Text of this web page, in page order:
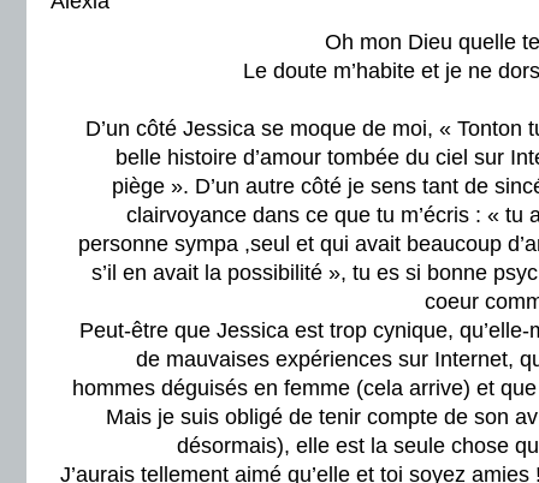
Oh mon Dieu quelle
Le doute m’habite et je ne
D’un côté Jessica se moque de moi, « Tonton
belle histoire d’amour tombée du ciel sur
piège ». D’un autre côté je sens tant de
clairvoyance dans ce que tu m’écris : « tu
personne sympa ,seul et qui avait beaucoup
s’il en avait la possibilité », tu es si bonne
coeur
Peut-être que Jessica est trop cynique,
de mauvaises expériences sur Internet,
hommes déguisés en femme (cela arrive) et
Mais je suis obligé de tenir compte de son
désormais), elle est la seule chose
J’aurais tellement aimé qu’elle et toi soyez